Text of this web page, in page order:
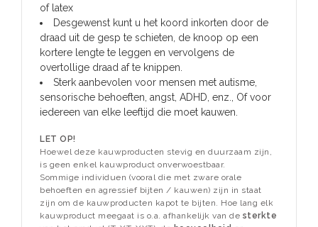
of latex
Desgewenst kunt u het koord inkorten door de
draad uit de gesp te schieten, de knoop op een
kortere lengte te leggen en vervolgens de
overtollige draad af te knippen.
Sterk aanbevolen voor mensen met autisme,
sensorische behoeften, angst, ADHD, enz., Of voor
iedereen van elke leeftijd die moet kauwen.
LET OP!
Hoewel deze kauwproducten stevig en duurzaam zijn,
is geen enkel kauwproduct onverwoestbaar.
Sommige individuen (vooral die met zware orale
behoeften en agressief bijten / kauwen) zijn in staat
zijn om de kauwproducten kapot te bijten. Hoe lang elk
kauwproduct meegaat is o.a. afhankelijk van de sterkte